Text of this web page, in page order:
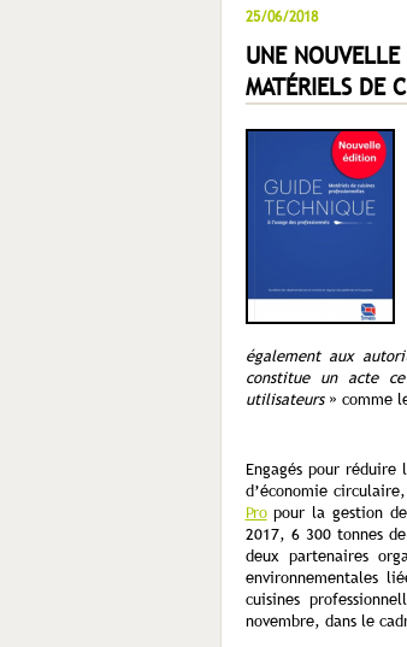
25/06/2018
UNE
MATÉRIELS DE
également aux
constitue un acte
utilisateurs» comme
Engagés pour
d’économie
Propour la gestion
2017, 6 300 tonnes
deux partenaires
environnementales
cuisines
novembre, dans le